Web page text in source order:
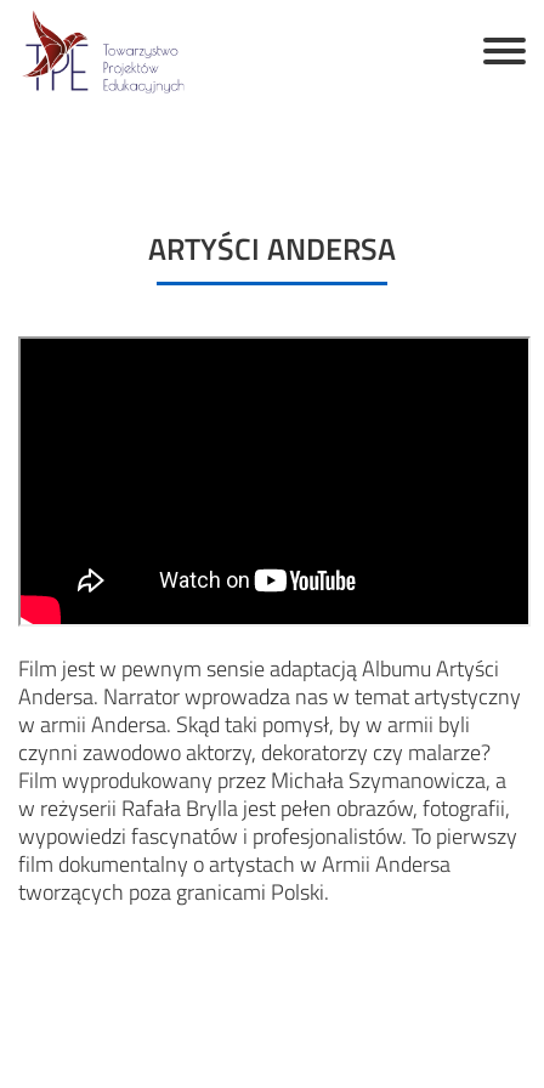
ARTYŚCI ANDERSA
Film jest w pewnym sensie adaptacją Albumu Artyści
Andersa. Narrator wprowadza nas w temat artystyczny
w armii Andersa. Skąd taki pomysł, by w armii byli
czynni zawodowo aktorzy, dekoratorzy czy malarze?
Film wyprodukowany przez Michała Szymanowicza, a
w reżyserii Rafała Brylla jest pełen obrazów, fotografii,
wypowiedzi fascynatów i profesjonalistów. To pierwszy
film dokumentalny o artystach w Armii Andersa
tworzących poza granicami Polski.